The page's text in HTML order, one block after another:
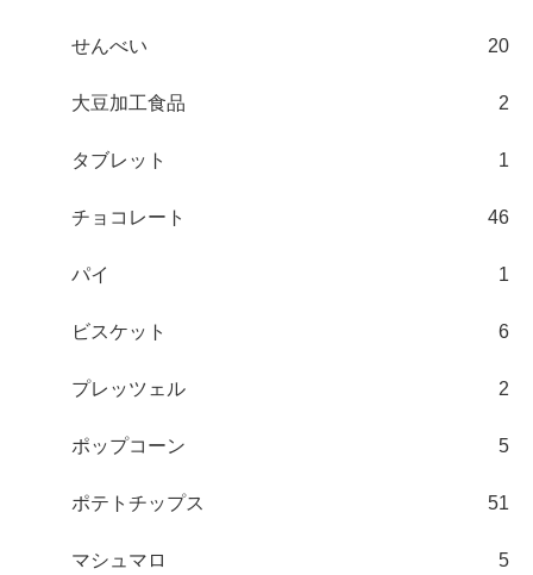
せんべい 20
大豆加工食品 2
タブレット 1
チョコレート 46
パイ 1
ビスケット 6
プレッツェル 2
ポップコーン 5
ポテトチップス 51
マシュマロ 5